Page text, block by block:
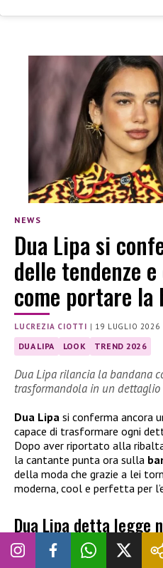
NEWS
Dua Lipa si
delle tendenze
come portare la
LUCREZIA CIOTTI | 19 LUGLIO 2026
DUA LIPA LOOK TREND 2026
Dua Lipa rilancia la bandana
trasformandola in un
Dua Lipa si conferma ancora
capace di trasformare ogni
Dopo aver riportato alla
la cantante punta ora sulla
della moda che grazie a lei
moderna, cool e perfetta per
Dua Lipa detta legge
torna protagonista